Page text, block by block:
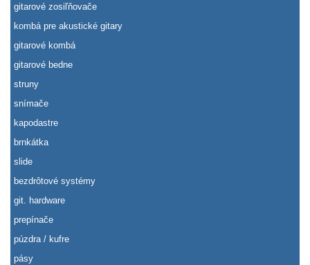
gitarové zosiľňovače
kombá pre akustické gitary
gitarové kombá
gitarové bedne
struny
snímače
kapodastre
brnkátka
slide
bezdrôtové systémy
git. hardware
prepínače
púzdra / kufre
pásy